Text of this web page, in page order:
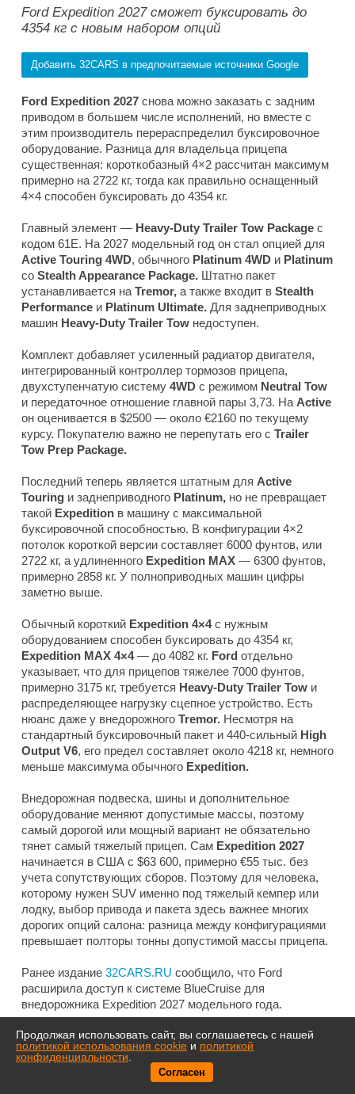
Ford Expedition 2027 сможет буксировать до
4354 кг с новым набором опций
Добавить 32CARS в предпочитаемые источники Google
Ford Expedition 2027 снова можно заказать с задним
приводом в большем числе исполнений, но вместе с
этим производитель перераспределил буксировочное
оборудование. Разница для владельца прицепа
существенная: короткобазный 4×2 рассчитан максимум
примерно на 2722 кг, тогда как правильно оснащенный
4×4 способен буксировать до 4354 кг.
Главный элемент — Heavy-Duty Trailer Tow Package с
кодом 61E. На 2027 модельный год он стал опцией для
Active Touring 4WD, обычного Platinum 4WD и Platinum
со Stealth Appearance Package. Штатно пакет
устанавливается на Tremor, а также входит в Stealth
Performance и Platinum Ultimate. Для заднеприводных
машин Heavy-Duty Trailer Tow недоступен.
Комплект добавляет усиленный радиатор двигателя,
интегрированный контроллер тормозов прицепа,
двухступенчатую систему 4WD с режимом Neutral Tow
и передаточное отношение главной пары 3,73. На Active
он оценивается в $2500 — около €2160 по текущему
курсу. Покупателю важно не перепутать его с Trailer
Tow Prep Package.
Последний теперь является штатным для Active
Touring и заднеприводного Platinum, но не превращает
такой Expedition в машину с максимальной
буксировочной способностью. В конфигурации 4×2
потолок короткой версии составляет 6000 фунтов, или
2722 кг, а удлиненного Expedition MAX — 6300 фунтов,
примерно 2858 кг. У полноприводных машин цифры
заметно выше.
Обычный короткий Expedition 4×4с нужным
оборудованием способен буксировать до 4354 кг,
Expedition MAX 4×4— до 4082 кг. Ford отдельно
указывает, что для прицепов тяжелее 7000 фунтов,
примерно 3175 кг, требуется Heavy-Duty Trailer Tow и
распределяющее нагрузку сцепное устройство. Есть
нюанс даже у внедорожного Tremor. Несмотря на
стандартный буксировочный пакет и 440-сильный High
Output V6, его предел составляет около 4218 кг, немного
меньше максимума обычного Expedition.
Внедорожная подвеска, шины и дополнительное
оборудование меняют допустимые массы, поэтому
самый дорогой или мощный вариант не обязательно
тянет самый тяжелый прицеп. Сам Expedition 2027
начинается в США с $63 600, примерно €55 тыс. без
учета сопутствующих сборов. Поэтому для человека,
которому нужен SUV именно под тяжелый кемпер или
лодку, выбор привода и пакета здесь важнее многих
дорогих опций салона: разница между конфигурациями
превышает полторы тонны допустимой массы прицепа.
Ранее издание 32CARS.RU сообщило, что Ford
расширила доступ к системе BlueCruise для
внедорожника Expedition 2027 модельного года.
Продолжая использовать сайт, вы соглашаетесь с нашей
политикой использования cookie и политикой
конфиденциальности
Согласен